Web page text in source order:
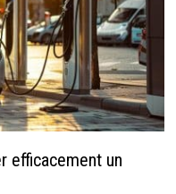
efficacement un